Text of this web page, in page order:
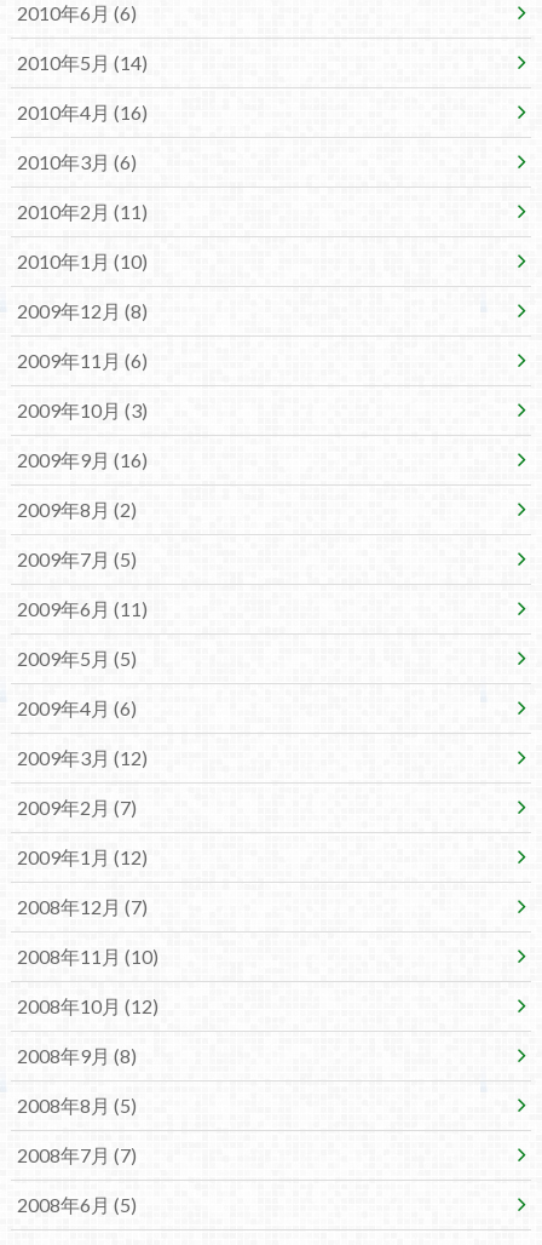
2010年6月 (6)
2010年5月 (14)
2010年4月 (16)
2010年3月 (6)
2010年2月 (11)
2010年1月 (10)
2009年12月 (8)
2009年11月 (6)
2009年10月 (3)
2009年9月 (16)
2009年8月 (2)
2009年7月 (5)
2009年6月 (11)
2009年5月 (5)
2009年4月 (6)
2009年3月 (12)
2009年2月 (7)
2009年1月 (12)
2008年12月 (7)
2008年11月 (10)
2008年10月 (12)
2008年9月 (8)
2008年8月 (5)
2008年7月 (7)
2008年6月 (5)